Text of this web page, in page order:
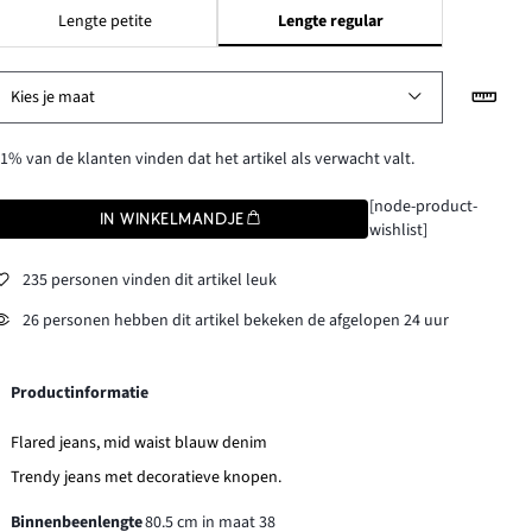
Lengte petite Lengte regular
Kies je maat
van de klanten vinden dat het artikel als verwacht valt.
IN WINKELMANDJE
[node-product-
wishlist]
235 personen vinden dit artikel leuk
26 personen hebben dit artikel bekeken de afgelopen 24 uur
Productinformatie
Flared jeans, mid waist blauw denim
Trendy jeans met decoratieve knopen.
Binnenbeenlengte80.5 cm in maat 38